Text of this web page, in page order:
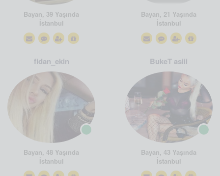
Bayan, 39 Yaşında
İstanbul
Bayan, 21 Yaşında
İstanbul
fidan_ekin
Bayan, 48 Yaşında
İstanbul
BukeT asiii
Bayan, 43 Yaşında
İstanbul